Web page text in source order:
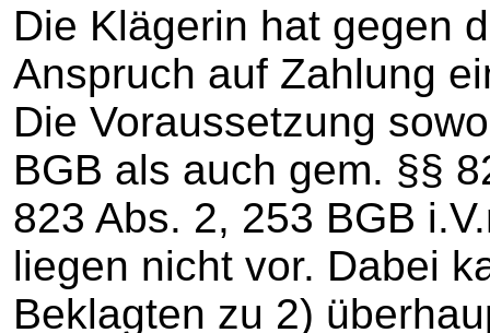
Die Klägerin hat gegen
Anspruch auf Zahlung
Die Voraussetzung
BGB als auch gem. §§
823 Abs. 2, 253 BGB
liegen nicht vor. Dabei
Beklagten zu 2)